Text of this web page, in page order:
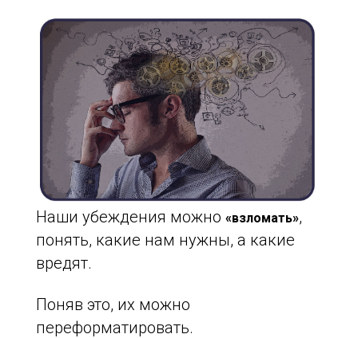
Наши убеждения можно «взломать»,
понять, какие нам нужны, а какие
вредят.
Поняв это, их можно
переформатировать.